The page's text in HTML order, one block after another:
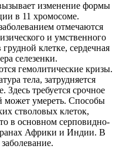
изменение формы
в 11 хромосоме.
отмечаются
и умственного
клетке, сердечная
селезенки.
гемолитические кризы.
тела, затрудняется
Здесь требуется срочное
может умереть. Способы
стволовых клеток,
в основном серповидно-
Африки и Индии. В